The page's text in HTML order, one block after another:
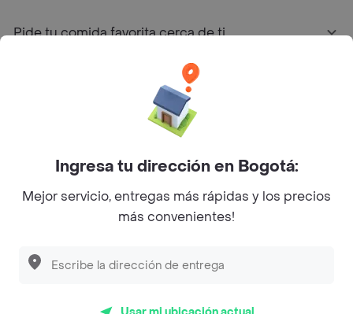
Pide tu comida favorita cerca de ti
Sobre Rappi
Facebook
Twitter
Instagram
©2026Rappi Inc. All rights reserved.
Ingresa tu dirección en Bogotá:
Mejor servicio, entregas más rápidas y los precios
más convenientes!